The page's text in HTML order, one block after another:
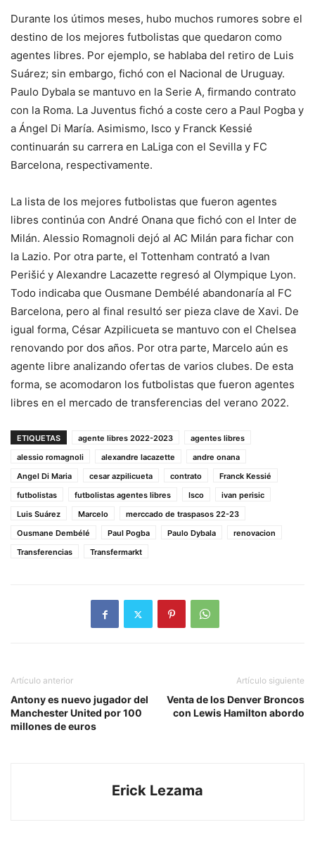
Durante los útimos meses, hubo muchos rumores sobre el
destino de los mejores futbolistas que quedaron como
agentes libres. Por ejemplo, se hablaba del retiro de Luis
Suárez; sin embargo, fichó con el Nacional de Uruguay.
Paulo Dybala se mantuvo en la Serie A, firmando contrato
con la Roma. La Juventus fichó a coste cero a Paul Pogba y
a Ángel Di María. Asimismo, Isco y Franck Kessié
continuarán su carrera en LaLiga con el Sevilla y FC
Barcelona, respectivamente.
La lista de los mejores futbolistas que fueron agentes
libres continúa con André Onana que fichó con el Inter de
Milán. Alessio Romagnoli dejó al AC Milán para fichar con
la Lazio. Por otra parte, el Tottenham contrató a Ivan
Perišić y Alexandre Lacazette regresó al Olympique Lyon.
Todo indicaba que Ousmane Dembélé abandonaría al FC
Barcelona, pero al final resultó ser pieza clave de Xavi. De
igual forma, César Azpilicueta se mantuvo con el Chelsea
renovando por dos años. Por otra parte, Marcelo aún es
agente libre analizando ofertas de varios clubes. De esta
forma, se acomodaron los futbolistas que fueron agentes
libres en el mercado de transferencias del verano 2022.
ETIQUETAS agente libres 2022-2023
agentes libres
alessio romagnoli
alexandre lacazette
andre onana
Angel Di Maria
cesar azpilicueta contrato
Franck Kessié
futbolistas
futbolistas agentes libres Isco
ivan perisic
Luis Suárez
Marcelo
merccado de traspasos 22-23
Ousmane Dembélé
Paul Pogba Paulo Dybala
renovacion
Transferencias
Transfermarkt
Artículo anterior
Antony es nuevo jugador del
Manchester United por 100
millones de euros
Artículo siguiente
Venta de los Denver Broncos
con Lewis Hamilton abordo
Erick Lezama